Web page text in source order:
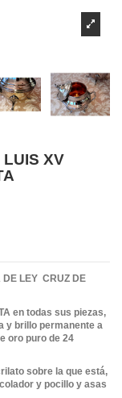
LUIS XV
DE LEY CRUZ DE
en todas sus piezas,
y brillo permanente a
oro puro de 24
sobre la que está,
y pocillo y asas